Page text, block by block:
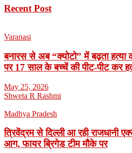
Recent Post
Varanasi
बनारस से अब “क्योटो” में बढ़ता हत्या
पर 17 साल के बच्चें की पीट-पीट कर
May 25, 2026
Shweta R Rashmi
Madhya Pradesh
त्रिवेंद्रम से दिल्ली आ रही राजधानी
आग, फायर ब्रिगेड टीम मौके पर